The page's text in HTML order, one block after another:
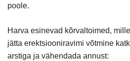
poole.
Harva esinevad kõrvaltoimed,
jätta erektsiooniravimi võtmine
arstiga ja vähendada annust: